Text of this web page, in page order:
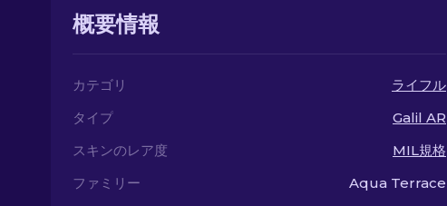
概要情報
カテゴリ
ライフル
タイプ
Galil AR
スキンのレア度
MIL規格
ファミリー
Aqua Terrace